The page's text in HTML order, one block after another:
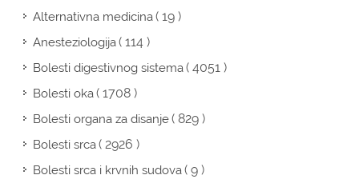
Alternativna medicina( 19 )
Anesteziologija( 114 )
Bolesti digestivnog sistema( 4051 )
Bolesti oka( 1708 )
Bolesti organa za disanje( 829 )
Bolesti srca( 2926 )
Bolesti srca i krvnih sudova( 9 )